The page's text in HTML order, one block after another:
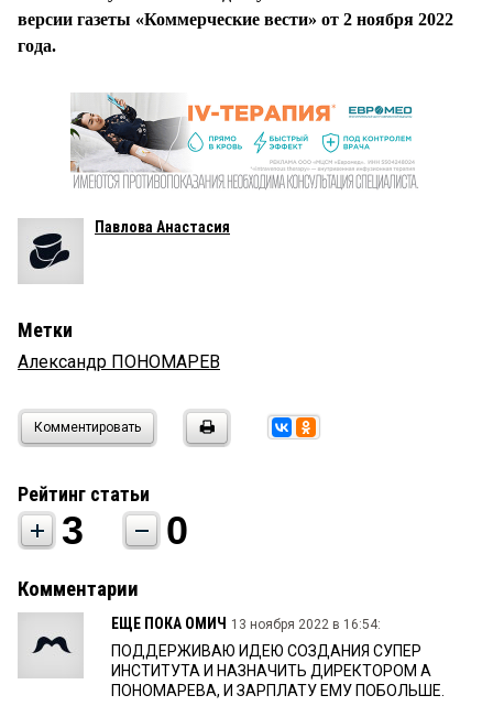
версии газеты «Коммерческие вести» от 2 ноября 2022
года.
Павлова Анастасия
Метки
Александр ПОНОМАРЕВ
Комментировать
Рейтинг статьи
3 0
Комментарии
ЕЩЕ ПОКА ОМИЧ 13 ноября 2022 в 16:54:
ПОДДЕРЖИВАЮ ИДЕЮ СОЗДАНИЯ СУПЕР
ИНСТИТУТА И НАЗНАЧИТЬ ДИРЕКТОРОМ А
ПОНОМАРЕВА, И ЗАРПЛАТУ ЕМУ ПОБОЛЬШЕ.